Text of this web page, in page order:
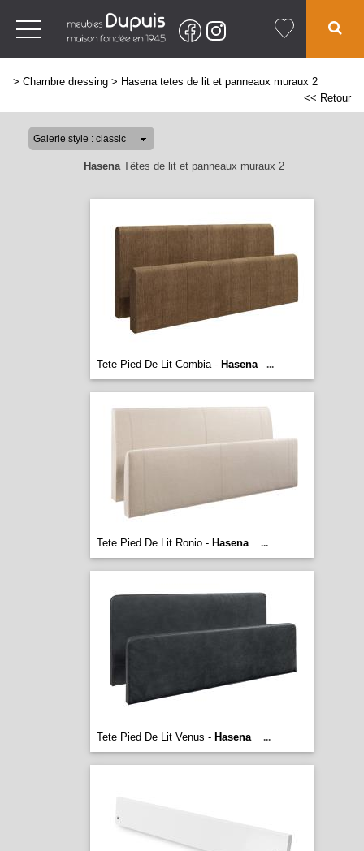
> Chambre dressing > Hasena tetes de lit et panneaux muraux 2
<< Retour
HasenaTêtes de lit et panneaux muraux 2
Tete Pied De Lit Combia - Hasena ...
Tete Pied De Lit Ronio - Hasena ...
Tete Pied De Lit Venus - Hasena ...